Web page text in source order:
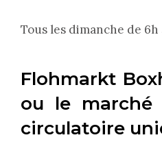
Tous les dimanche de 6h
Flohmarkt
ou le marché
circulatoire